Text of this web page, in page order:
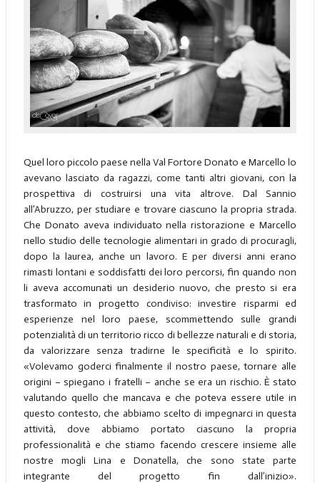
Quel loro piccolo paese nella Val Fortore Donato e Marcello lo
avevano lasciato da ragazzi, come tanti altri giovani, con la
prospettiva di costruirsi una vita altrove. Dal Sannio
all’Abruzzo, per studiare e trovare ciascuno la propria strada.
Che Donato aveva individuato nella ristorazione e Marcello
nello studio delle tecnologie alimentari in grado di procuragli,
dopo la laurea, anche un lavoro. E per diversi anni erano
rimasti lontani e soddisfatti dei loro percorsi, fin quando non
li aveva accomunati un desiderio nuovo, che presto si era
trasformato in progetto condiviso: investire risparmi ed
esperienze nel loro paese, scommettendo sulle grandi
potenzialità di un territorio ricco di bellezze naturali e di storia,
da valorizzare senza tradirne le specificità e lo spirito.
«Volevamo goderci finalmente il nostro paese, tornare alle
origini – spiegano i fratelli – anche se era un rischio. È stato
valutando quello che mancava e che poteva essere utile in
questo contesto, che abbiamo scelto di impegnarci in questa
attività, dove abbiamo portato ciascuno la propria
professionalità e che stiamo facendo crescere insieme alle
nostre mogli Lina e Donatella, che sono state parte
integrante del progetto fin dall’inizio».